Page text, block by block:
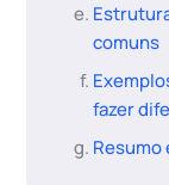
comuns
fazer
Resumo